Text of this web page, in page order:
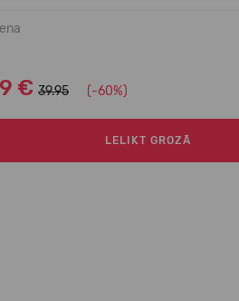
€ 39.95 (-60%)
LELIKT GROZĀ